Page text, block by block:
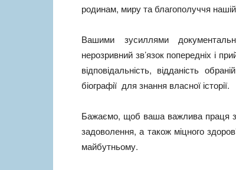
родинам, миру та благополуччя
Вашими зусиллями
нерозривний зв’язок попередніх і
відповідальність, відданість
біографії для знання власної історії.
Бажаємо, щоб ваша важлива праця
задоволення, а також міцного
майбутньому.